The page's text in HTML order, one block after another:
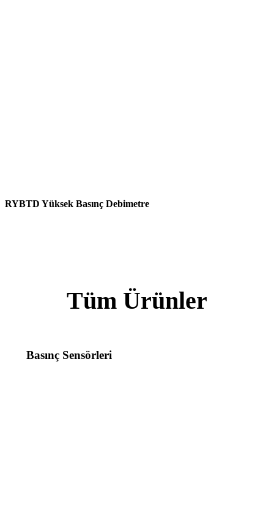
RYBTD Yüksek Basınç Debimetre
Tüm Ürünler
Basınç Sensörleri